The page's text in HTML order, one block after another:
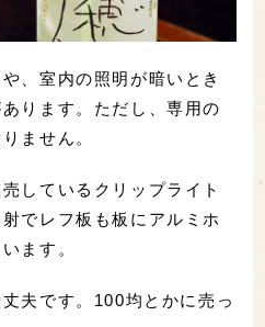
、室内の照明が暗いとき
ります。ただし、専用の
ません。
しているクリップライト
でレフ板も板にアルミホ
ます。
夫です。100均とかに売っ